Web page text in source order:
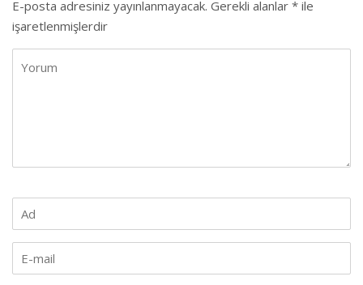
E-posta adresiniz yayınlanmayacak. Gerekli alanlar * ile
işaretlenmişlerdir